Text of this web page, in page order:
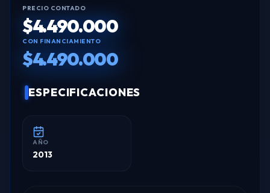
PRECIO CONTADO
$4.490.000
CON FINANCIAMIENTO
$4.490.000
ESPECIFICACIONES
AÑO
2013